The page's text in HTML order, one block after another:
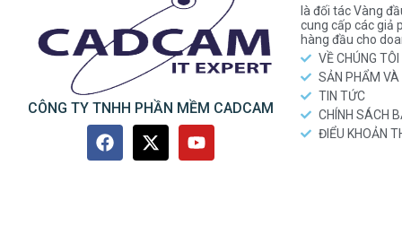
CÔNG TY TNHH PHẦN MỀM CADCAM
là đối tác Vàng
cung cấp các giả
hàng đầu cho
VỀ CHÚNG TÔI
SẢN PHẨM VÀ
TIN TỨC
CHÍNH SÁCH
ĐIỂU KHOẢN